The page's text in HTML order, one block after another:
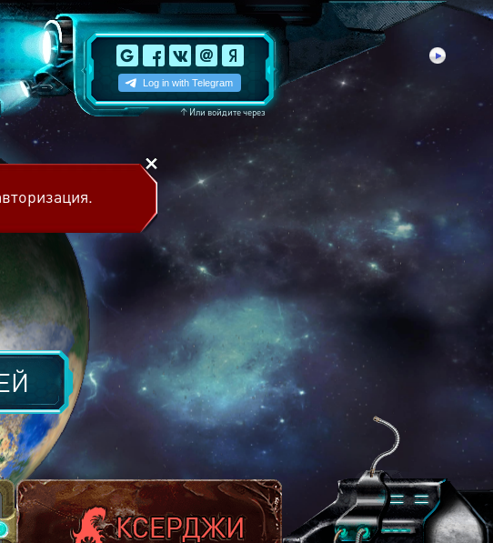
↑Или войдите через